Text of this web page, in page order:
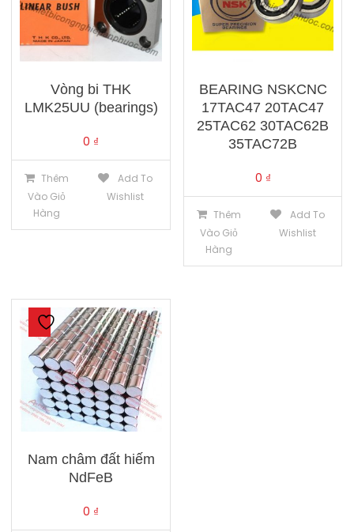
Vòng bi THK
LMK25UU (bearings)
0 ₫
Thêm
Vào Giỏ
Hàng
Add To
Wishlist
BEARING NSKCNC
17TAC47 20TAC47
25TAC62 30TAC62B
35TAC72B
0 ₫
Thêm
Vào Giỏ
Hàng
Add To
Wishlist
Nam châm đất hiếm
NdFeB
0 ₫